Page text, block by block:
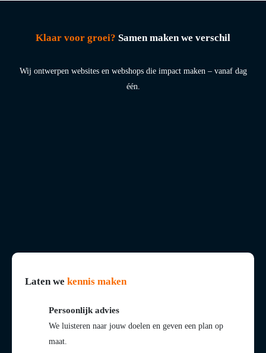
Klaar voor groei? Samen maken we verschil
Wij ontwerpen websites en webshops die impact maken – vanaf dag
één.
Laten we kennis maken
Persoonlijk advies
We luisteren naar jouw doelen en geven een plan op
maat.